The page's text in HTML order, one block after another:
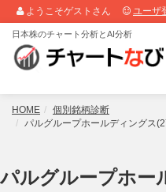
ようこそゲストさん ユーザ
日本株のチャート分析とAI分析
HOME
個別銘柄診断
パルグループホールディングス
パルグループホー